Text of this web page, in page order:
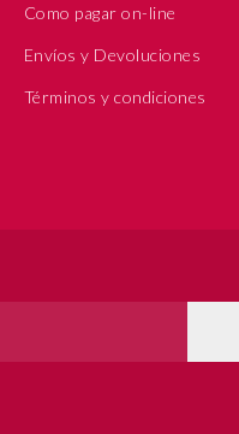
Como pagar on-line
Envíos y Devoluciones
Términos y condiciones